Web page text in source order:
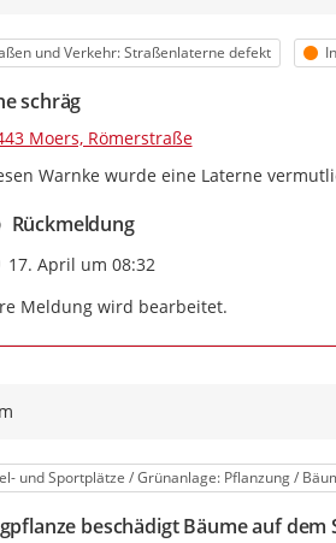
und Verkehr: Straßenlaterne defekt
schräg
Moers, Römerstraße
Warnke wurde eine Laterne
Rückmeldung
Zeitpunkt des Erstellens
17. April um 08:32
Meldung wird bearbeitet.
und Sportplätze / Grünanlage: Pflanzung /
beschädigt Bäume auf